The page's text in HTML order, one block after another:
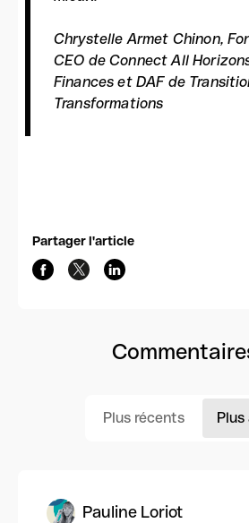
Chrystelle Armet Chinon,
CEO de Connect All
Finances et DAF de
Transformations
Partager l'article
Plus récents Plus
Pauline Loriot